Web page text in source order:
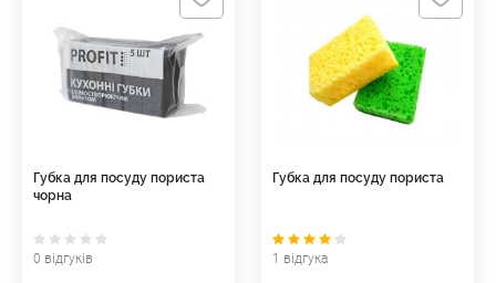
Губка для посуду пориста
чорна
0 відгуків
Губка для посуду пориста
1 відгука